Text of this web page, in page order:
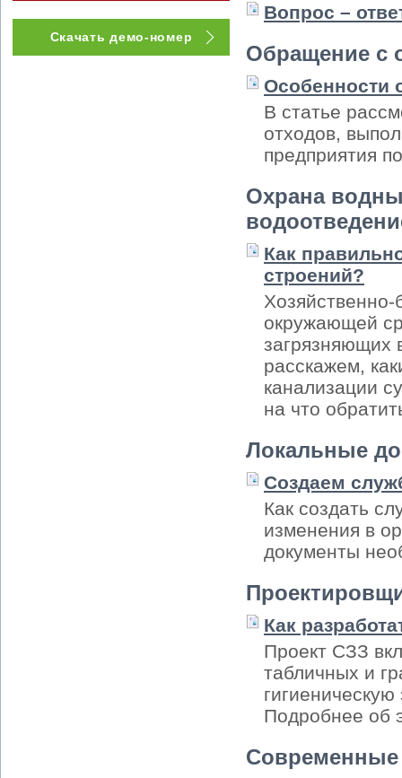
Скачать демо-номер
Вопрос –
Обращение с
Особенности
В статье
отходов,
предприятия
Охрана
Как
строений?
окружающей
загрязняющих
расскажем,
канализации
на что
Локальные
Создаем
Как создать
изменения в
документы
Как
Проект СЗЗ
табличных и
Подробнее об
Современные